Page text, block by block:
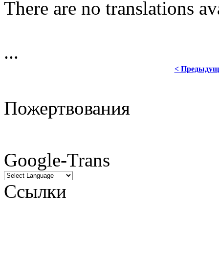
There are no translations
...
<
Пожертвования
Google-Trans
Ссылки